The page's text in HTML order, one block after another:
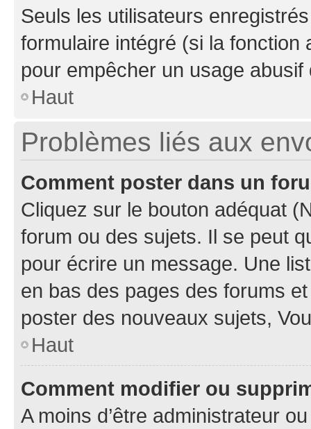
Seuls les utilisateurs
formulaire intégré (si la fonction
pour empêcher un usage
Haut
Problèmes liés aux
Comment poster dans un
Cliquez sur le bouton adéquat
forum ou des sujets. Il se peut
pour écrire un message. Une
en bas des pages des forums
poster des nouveaux sujets,
Haut
Comment modifier ou
A moins d’être administrateur